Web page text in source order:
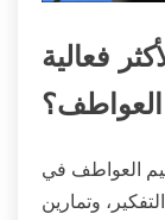
فعالية
العواطف؟
العواطف في
وتمارين